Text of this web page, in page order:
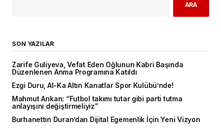
ARA
SON YAZILAR
Zarife Guliyeva, Vefat Eden Oğlunun Kabri Başında
Düzenlenen Anma Programına Katıldı
Ezgi Duru, Al-Ka Altın Kanatlar Spor Kulübü’nde!
Mahmut Arıkan: “Futbol takımı tutar gibi parti tutma
anlayışını değiştirmeliyiz”
Burhanettin Duran’dan Dijital Egemenlik İçin Yeni Vizyon